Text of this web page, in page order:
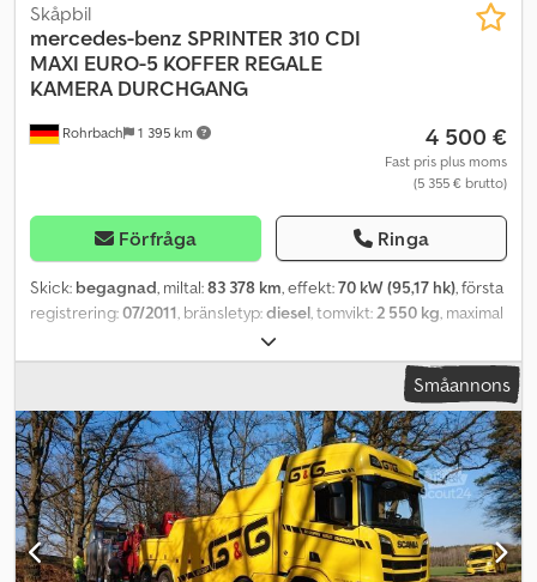
Rohrbach 1 395 km
Skåpbil
mercedes-benz SPRINTER 310 CDI
MAXI EURO-5 KOFFER REGALE
KAMERA DURCHGANG
4 500 €
Fast pris plus moms
(5 355 € brutto)
Förfråga Ringa
Skick: begagnad, miltal:83 378 km, effekt:70 kW (95,17 hk), första
registrering:07/2011, bränsletyp:diesel, tomvikt:2 550 kg, maximal
3 500 kg, axelkonfiguration:
4 325 mm, nästa besiktning (TÜV):09/2026, bränsle:diesel, färg:
, emissionsklass:Euro 5,
fjädring:annan, antal säten:2, total längd:7 057 mm,
Tillverkningsår:2011, byggnadshöjd:2 690 mm, Utrustning:ABS,
antisladdsystem, centrallås, elektroniskt stabilitetsprogram
(ESP), färddator, immobilisersystem, krockkudde, Växellådsfel.
Till salu: Mercedes-Benz Sprinter 310 CDI med skåpkaross, först
registrerad 07/2011 och med 83 378 km på mätaren. Den 2,1-liters
dieselmotorn (2 143 cm³) med Euro 5-standard erbjuder driftsäker
Småannons